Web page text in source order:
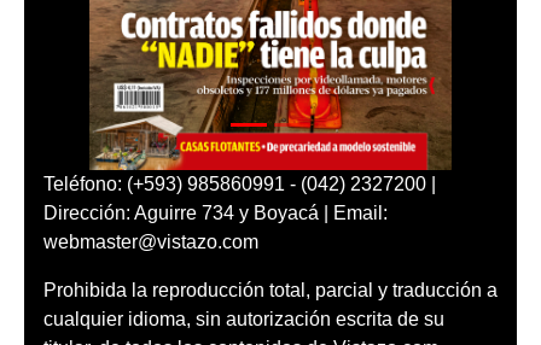
Teléfono: (+593) 985860991 - (042) 2327200 |
Dirección: Aguirre 734 y Boyacá | Email:
webmaster@vistazo.com
Prohibida la reproducción total, parcial y traducción a
cualquier idioma, sin autorización escrita de su